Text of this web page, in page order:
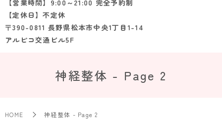
【営業時間】9:00～21:00 完全予約制
【定休日】不定休
〒390-0811 長野県松本市中央1丁目1-14
アルピコ交通ビル5F
神経整体 - Page 2
HOME 神経整体 - Page 2